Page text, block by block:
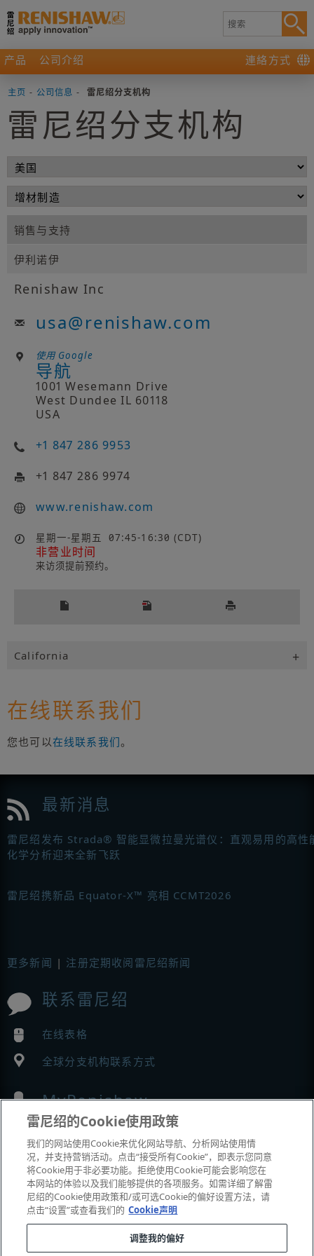
产品 公司介绍 連絡方式
主页 - 公司信息 - 雷尼绍分支机构
雷尼绍分支机构
销售与支持
伊利诺伊
Renishaw Inc
usa@renishaw.com
使用 Google
导航
1001 Wesemann Drive
West Dundee IL 60118
USA
+1 847 286 9953
+1 847 286 9974
www.renishaw.com
星期一-星期五 07:45-16:30 (CDT)
非营业时间
来访须提前预约。
California
在线联系我们
您也可以在线联系我们。
最新消息
雷尼绍发布 Strada® 智能显微拉曼光谱仪：直观易用的高性
化学分析迎来全新飞跃
雷尼绍携新品 Equator-X™ 亮相 CCMT2026
更多新闻 | 注册定期收阅雷尼绍新闻
联系雷尼绍
在线表格
全球分支机构联系方式
MyRenishaw
在线商城
展会与市场活动
我们参加的活动
雷尼绍的Cookie使用政策
我们的网站使用Cookie来优化网站导航、分析网站使用情
况，并支持营销活动。点击“接受所有Cookie”，即表示您同意
将Cookie用于非必要功能。拒绝使用Cookie可能会影响您在
本网站的体验以及我们能够提供的各项服务。如需详细了解雷
尼绍的Cookie使用政策和/或可选Cookie的偏好设置方法，请
点击“设置”或查看我们的 Cookie声明
调整我的偏好